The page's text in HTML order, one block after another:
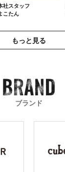
社スタッフ
こたん
もっと見る
ブランド